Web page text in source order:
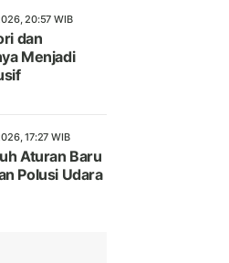
20:57 WIB
dan
Menjadi
17:27 WIB
Aturan Baru
Polusi Udara